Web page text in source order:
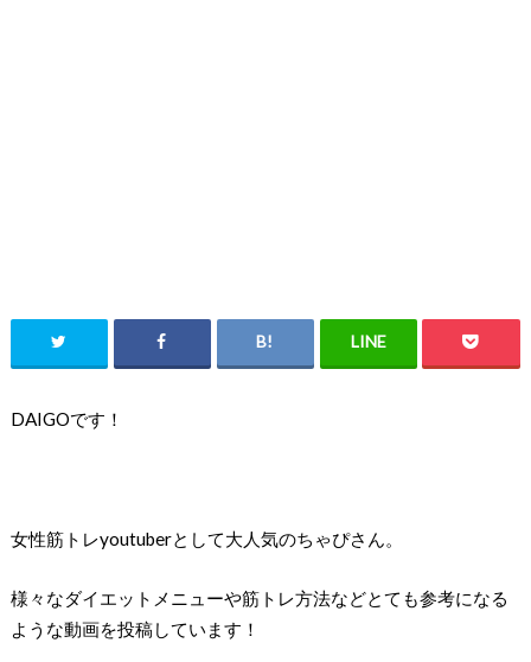
DAIGOです！
女性筋トレyoutuberとして大人気のちゃぴさん。
様々なダイエットメニューや筋トレ方法などとても参考になる
ような動画を投稿しています！